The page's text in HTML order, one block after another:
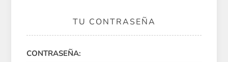
TU CONTRASEÑA
CONTRASEÑA: